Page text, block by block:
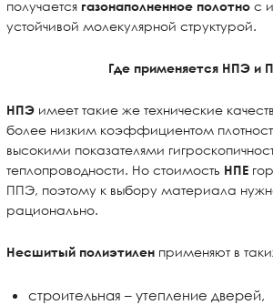
получается газонаполненное полотно с
устойчивой молекулярной структурой.
Где применяется НПЭ и
НПЭ имеет такие же технические
более низким коэффициентом
высокими показателями
теплопроводности. Но стоимость НПЕ
ППЭ, поэтому к выбору материала
рационально.
Несшитый полиэтилен применяют в
строительная – утепление дверей,